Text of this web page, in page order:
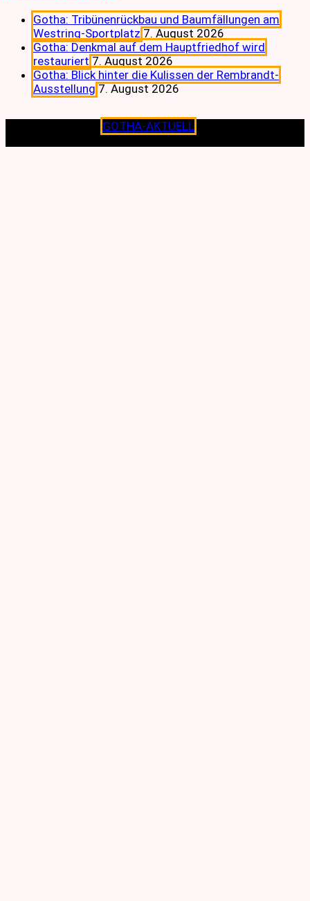
Gotha: Tribünenrückbau und Baumfällungen am
Westring-Sportplatz 7. August 2026
Gotha: Denkmal auf dem Hauptfriedhof wird
restauriert 7. August 2026
Gotha: Blick hinter die Kulissen der Rembrandt-
Ausstellung 7. August 2026
GOTHA-AKTUELL
Lokalen verpflichtet.